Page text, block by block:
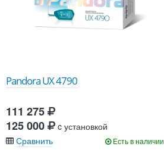
Pandora UX 4790
111 275
125 000
c установкой
Сравнить
Есть в наличии